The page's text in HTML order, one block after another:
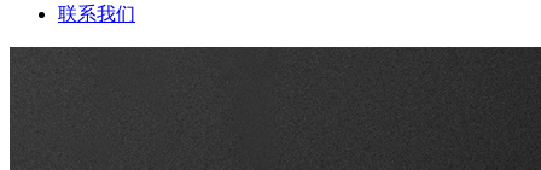
联系我们